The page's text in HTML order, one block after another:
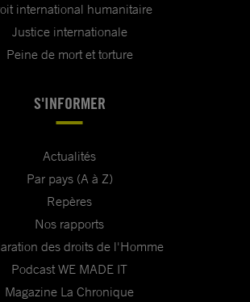
international humanitaire
Justice internationale
Peine de mort et torture
S'INFORMER
Actualités
Par pays (A à Z)
Repères
Nos rapports
des droits de l'Homme
Podcast WE MADE IT
Magazine La Chronique